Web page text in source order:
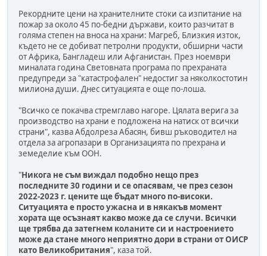
Рекордните цени на хранителните стоки са изпитание на
пожар за около 45 по-бедни държави, които разчитат в
голяма степен на вноса на храни: Магреб, Близкия изток,
където не се добиват петролни продукти, обширни части
от Африка, Бангладеш или Афганистан. През ноември
миналата година Световната програма по прехраната
предупреди за "катастрофален" недостиг за няколкостотин
милиона души. Днес ситуацията е още по-лоша.
"Всичко се покачва стремглаво нагоре. Цялата верига за
производство на храни е подложена на натиск от всички
страни", казва Абдолреза Абасян, бивш ръководител на
отдела за агропазари в Организацията по прехрана и
земеделие към ООН.
"Никога не съм виждал подобно нещо през
последните 30 години и се опасявам, че през сезон
2022-2023 г. цените ще бъдат много по-високи.
Ситуацията е просто ужасна и в някакъв момент
хората ще осъзнаят какво може да се случи. Всички
ще трябва да затегнем коланите си и настроението
може да стане много неприятно дори в страни от ОИСР
като Великобритания", каза той.